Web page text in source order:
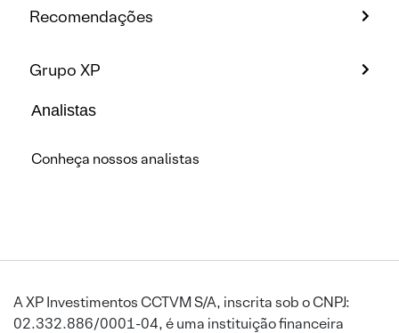
Recomendações
Grupo XP
Analistas
Conheça nossos analistas
A XP Investimentos CCTVM S/A, inscrita sob o CNPJ:
02.332.886/0001-04, é uma instituição financeira